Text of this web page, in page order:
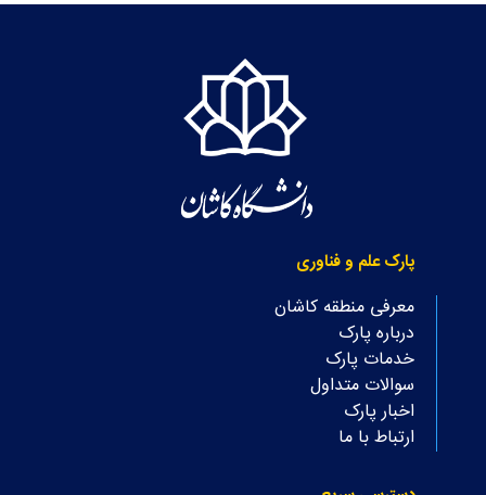
پارک علم و فناوری
معرفی منطقه کاشان
درباره پارک
خدمات پارک
سوالات متداول
اخبار پارک
ارتباط با ما